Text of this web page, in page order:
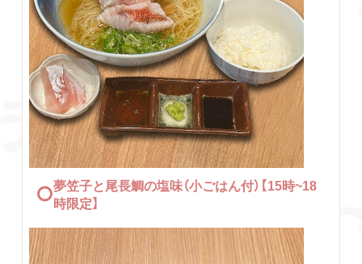
夢笠子と尾長鯛の塩味（小ごはん付）【15時~18
時限定】